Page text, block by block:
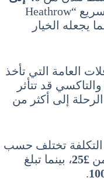
، بينما يستغرق القطار السريع “Heathrow
يجعله الخيار
العامة التي تأخذ
قد تتأثر
إلى أكثر من
التكلفة تختلف حسب
£25
، بينما تبلغ
.